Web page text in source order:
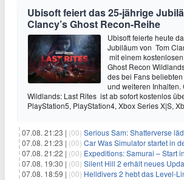
Ubisoft feiert das 25-jährige
Clancy’s Ghost Recon-Reihe
Ubisoft feierte heute
Jubiläum von Tom
mit einem
Ghost Recon
des bei Fans
und weiteren Inhalten.
Wildlands: Last Rites ist ab sofort kostenlos
PlayStation5, PlayStation4, Xbox Series X|S,
07.08. 21:23 | (00) Serious Sam: Shatterverse lädt zum
07.08. 21:23 | (00) Car Was Simulator startet in den
07.08. 21:22 | (00) Expeditions: Samurai – Start in den Early
07.08. 19:30 | (00) Silent Hill 2 erhält neues Update – Bloober
07.08. 18:59 | (00) Helldivers 2 hebt das Level-Limit an – Veteranen